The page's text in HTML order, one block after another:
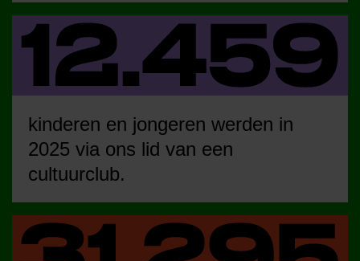
kinderen en jongeren werden in
2025 via ons lid van een
cultuurclub.